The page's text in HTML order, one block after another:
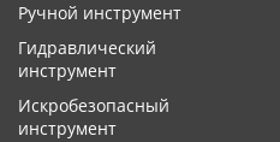
Ручной инструмент
Гидравлический
инструмент
Искробезопасный
инструмент